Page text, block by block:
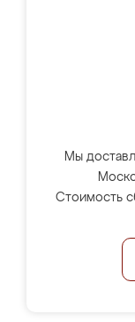
Мы
Стоимость